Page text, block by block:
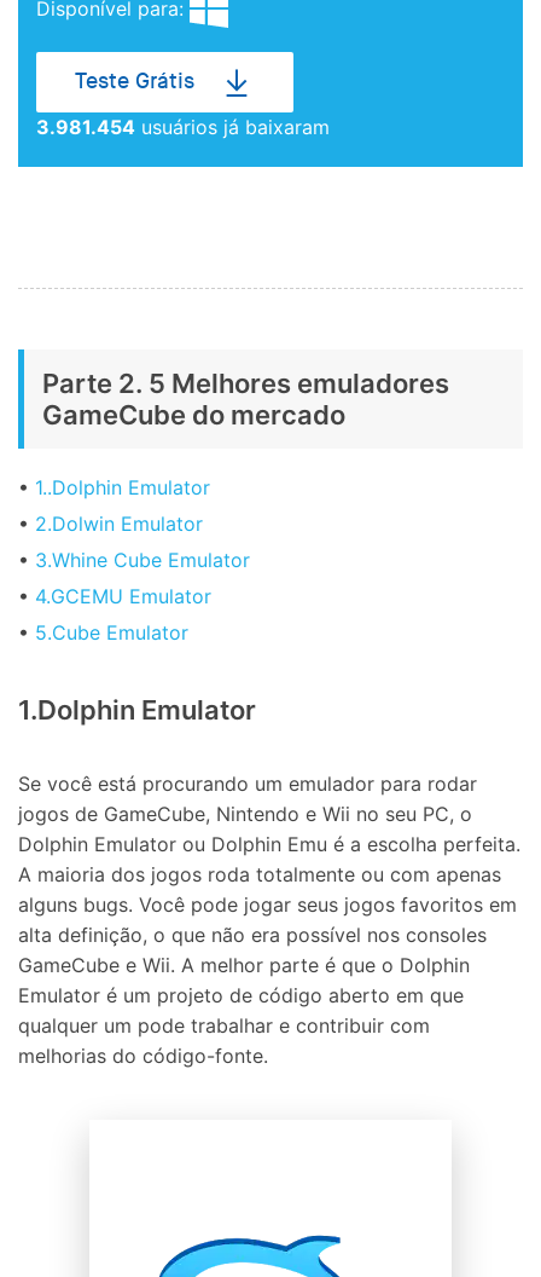
Disponível para:
Teste Grátis
3.981.454 usuários já baixaram
Parte 2. 5 Melhores emuladores
GameCube do mercado
• 1..Dolphin Emulator
• 2.Dolwin Emulator
• 3.Whine Cube Emulator
• 4.GCEMU Emulator
• 5.Cube Emulator
1.Dolphin Emulator
Se você está procurando um emulador para rodar
jogos de GameCube, Nintendo e Wii no seu PC, o
Dolphin Emulator ou Dolphin Emu é a escolha perfeita.
A maioria dos jogos roda totalmente ou com apenas
alguns bugs. Você pode jogar seus jogos favoritos em
alta definição, o que não era possível nos consoles
GameCube e Wii. A melhor parte é que o Dolphin
Emulator é um projeto de código aberto em que
qualquer um pode trabalhar e contribuir com
melhorias do código-fonte.